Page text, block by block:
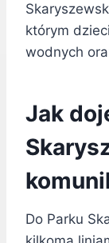
którym
wodnych
Jak
Do Parku